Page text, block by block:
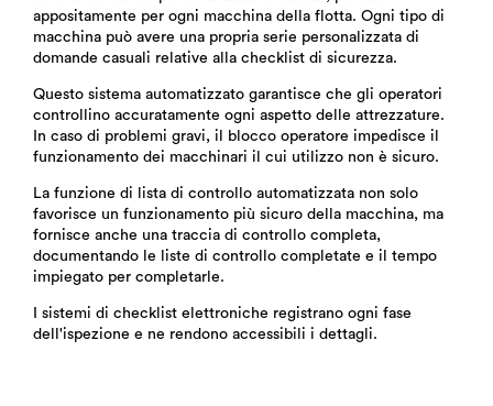
appositamente per ogni macchina della flotta. Ogni tipo di
macchina può avere una propria serie personalizzata di
domande casuali relative alla checklist di sicurezza.
Questo sistema automatizzato garantisce che gli operatori
controllino accuratamente ogni aspetto delle attrezzature.
In caso di problemi gravi, il blocco operatore impedisce il
funzionamento dei macchinari il cui utilizzo non è sicuro.
La funzione di lista di controllo automatizzata non solo
favorisce un funzionamento più sicuro della macchina, ma
fornisce anche una traccia di controllo completa,
documentando le liste di controllo completate e il tempo
impiegato per completarle.
I sistemi di checklist elettroniche registrano ogni fase
dell'ispezione e ne rendono accessibili i dettagli.